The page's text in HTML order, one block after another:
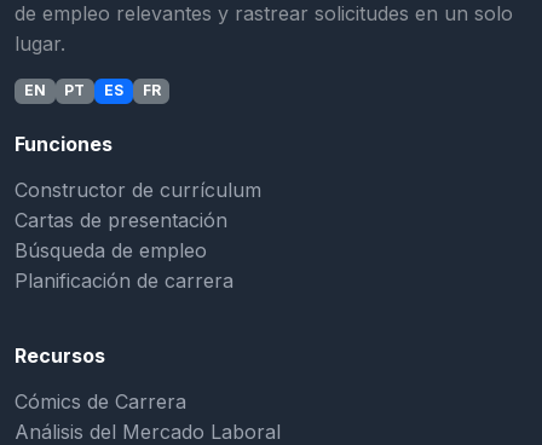
de empleo relevantes y rastrear solicitudes en un solo
lugar.
EN PT ES FR
Funciones
Constructor de currículum
Cartas de presentación
Búsqueda de empleo
Planificación de carrera
Recursos
Cómics de Carrera
Análisis del Mercado Laboral